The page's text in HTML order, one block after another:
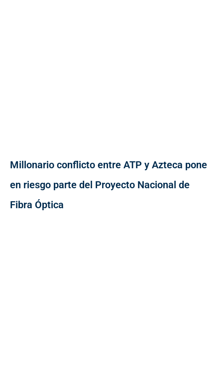
Millonario conflicto entre ATP y Azteca pone
en riesgo parte del Proyecto Nacional de
Fibra Óptica